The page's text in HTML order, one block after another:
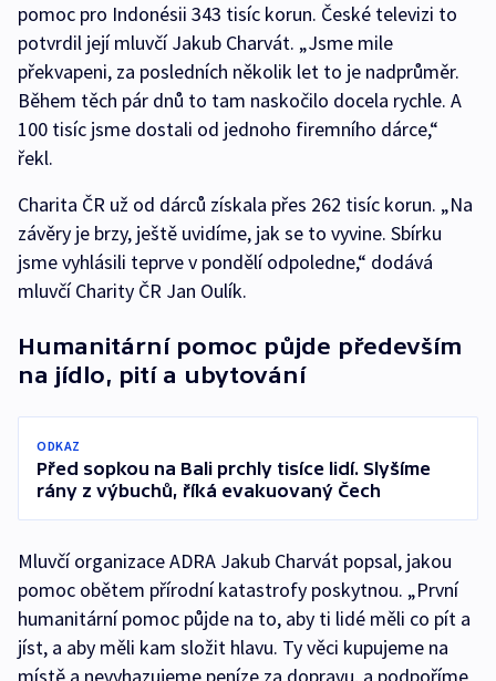
pomoc pro Indonésii 343 tisíc korun. České televizi to
potvrdil její mluvčí Jakub Charvát. „Jsme mile
překvapeni, za posledních několik let to je nadprůměr.
Během těch pár dnů to tam naskočilo docela rychle. A
100 tisíc jsme dostali od jednoho firemního dárce,“
řekl.
Charita ČR už od dárců získala přes 262 tisíc korun. „Na
závěry je brzy, ještě uvidíme, jak se to vyvine. Sbírku
jsme vyhlásili teprve v pondělí odpoledne,“ dodává
mluvčí Charity ČR Jan Oulík.
Humanitární pomoc půjde především
na jídlo, pití a ubytování
ODKAZ
Před sopkou na Bali prchly tisíce lidí. Slyšíme
rány z výbuchů, říká evakuovaný Čech
Mluvčí organizace ADRA Jakub Charvát popsal, jakou
pomoc obětem přírodní katastrofy poskytnou. „První
humanitární pomoc půjde na to, aby ti lidé měli co pít a
jíst, a aby měli kam složit hlavu. Ty věci kupujeme na